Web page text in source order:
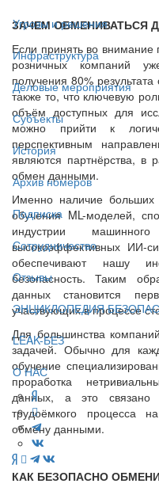
Угрозы и решения
Инфраструктура
Деловые мероприятия
Субъекты
История
Архив номеров
Подписка
Сотрудничество
Отзывы
ЭНЦИКЛОПЕДИЯ
LEAK-БЕЗ
О НАС
ЗАЧЕМ ОБМЕНИВАТЬСЯ
Если принять во внимание
розничных компаний
получения 80%
также то, что ключевую
объём доступных для
можно прийти к
перспективным
являются партнёрства, в
обмен данными.
Именно наличие
обучения ML-моделей,
индустрии
высокоэффективных ИИ-
обеспечивают нашу
безопасность. Таким
данных становится
участвующих в процессе
Для большинства
задачей. Обычно для
обучение
проработка
данных, а это связано
трудоёмкого процесса
обмену данными.
КАК БЕЗОПАСНО